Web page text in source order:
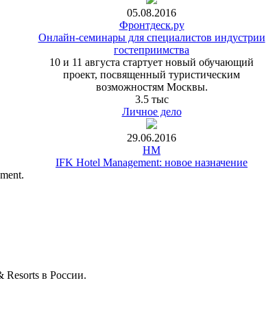
05.08.2016
Фронтдеск.ру
Онлайн-семинары для специалистов индустрии
гостеприимства
10 и 11 августа стартует новый обучающий
проект, посвященный туристическим
возможностям Москвы.
3.5 тыс
Личное дело
29.06.2016
HM
IFK Hotel Management: новое назначение
Resorts в России.